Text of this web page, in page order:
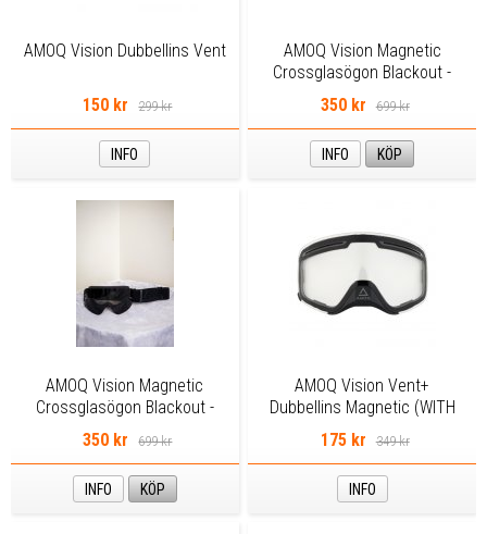
AMOQ Vision Dubbellins Vent
150 kr 299 kr
INFO
AMOQ Vision Magnetic
Crossglasögon Blackout -
Clear
350 kr 699 kr
INFO KÖP
AMOQ Vision Magnetic
Crossglasögon Blackout -
Smoke
350 kr 699 kr
INFO KÖP
AMOQ Vision Vent+
Dubbellins Magnetic (WITH
NOSEGUARD) - Clear
175 kr 349 kr
INFO